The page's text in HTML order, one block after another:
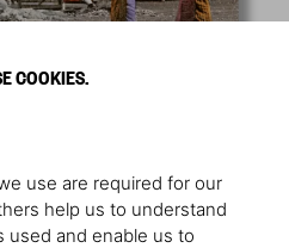
COOKIES.
use are required for our
help us to understand
used and enable us to